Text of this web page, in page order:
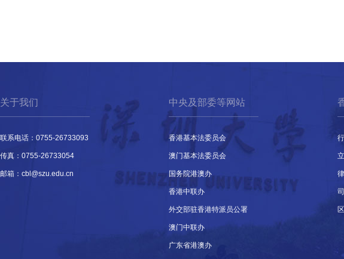
关于我们
联系电话：0755-26733093
传真：0755-26733054
邮箱：cbl@szu.edu.cn
中央及部委等网站
香港基本法委员会
澳门基本法委员会
国务院港澳办
香港中联办
外交部驻香港特派员公署
澳门中联办
广东省港澳办